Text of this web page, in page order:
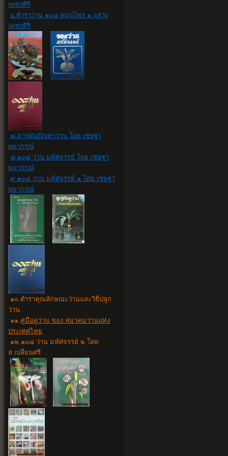
เพชรศิริ
๖.ตำราว่าน ๑๐๘ สมุนไพร ๑ แสวง
เพชรศิริ
๗.สารพันปัญหาว่าน โดย เชษฐา
พยากรณ์
๘.๑๐๘ ว่าน มหัศจรรย์ โดย เชษฐา
พยากรณ์
๙.๑๐๘ ว่าน มหัศจรรย์ ๑ โดย เชษฐา
พยากรณ์
๑๐.ตำราคุณลักษณะว่านและวิธีปลูก
ว่าน
๑๑.คู่มือดูว่าน ของ สมาคมว่านแห่ง
ประเทศไทย
๑๒.๑๐๘ ว่าน มหัศจรรย์ ๒ โดย
ส.เปลี่ยนศรี